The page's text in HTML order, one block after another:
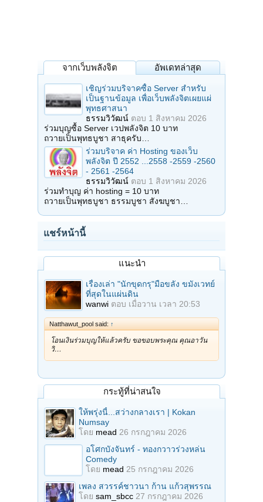
จากเว็บพลังจิต อัพเดทล่าสุด
เชิญร่วมบริจาคซื้อ Server สำหรับ
เป็นฐานข้อมูล เพื่อเว็บพลังจิตเผยแผ่
พุทธศาสนา
ธรรมวิวัฒน์ ตอบ 1 สิงหาคม 2026
ร่วมบุญซื้อ Server เวปพลังจิต 10 บาท
ถวายเป็นพุทธบูชา สาธุครับ…
ร่วมบริจาค ค่า Hosting ของเว็บ
พลังจิต ปี 2552 ...2558 -2559 -2560
- 2561 -2564
ธรรมวิวัฒน์ ตอบ 1 สิงหาคม 2026
ร่วมทำบุญ ค่า hosting = 10 บาท
ถวายเป็นพุทธบูชา ธรรมบูชา สังฆบูชา…
แชร์หน้านี้
แนะนำ
เรื่องเล่า "นักขุดกรุ"มือขลัง ขมังเวทย์
ที่สุดในแผ่นดิน
wanwi ตอบ เมื่อวาน เวลา 20:53
Natthawut_pool said: ↑
โอนเงินร่วมบุญให้แล้วครับ ขอขอบพระคุณ คุณอาวัน
วิ…
กระทู้ที่น่าสนใจ
ให้พรุ่งนี้...สว่างกลางเรา | Kokan
Numsay
โดย mead 26 กรกฎาคม 2026
อโศกบังจันทร์ - ทองกวาวร่วงหล่น
Comedy
โดย mead 25 กรกฎาคม 2026
เพลง สวรรค์ชาวนา ก้าน แก้วสุพรรณ
โดย sam_sbcc 27 กรกฎาคม 2026